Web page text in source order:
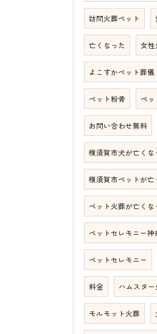
訪問火葬ペット
亡くなった 女性
よこすかペット葬儀
ペット粉骨 ペ
お問い合わせ無料
横須賀市犬が亡くな
横須賀市ペットが亡
ペット火葬が亡くな
ペットセレモニー神
ペットセレモニー
料金 ハムスター
モルモット火葬